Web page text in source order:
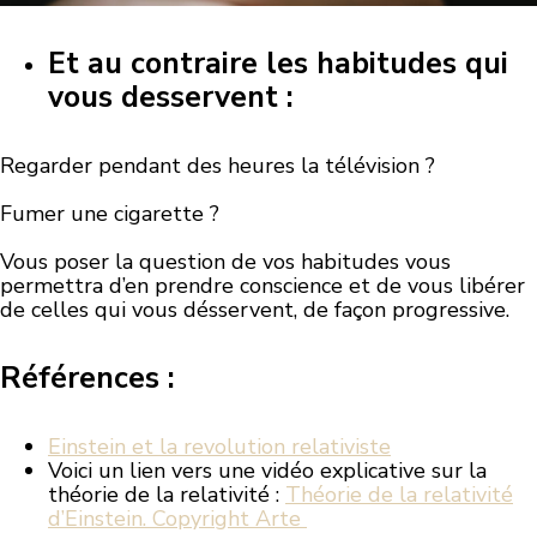
Et au contraire les habitudes qui
vous desservent :
Regarder pendant des heures la télévision ?
Fumer une cigarette ?
Vous poser la question de vos habitudes vous
permettra d’en prendre conscience et de vous libérer
de celles qui vous désservent, de façon progressive.
Références :
Einstein et la revolution relativiste
Voici un lien vers une vidéo explicative sur la
théorie de la relativité : Théorie de la relativité
d’Einstein. Copyright Arte